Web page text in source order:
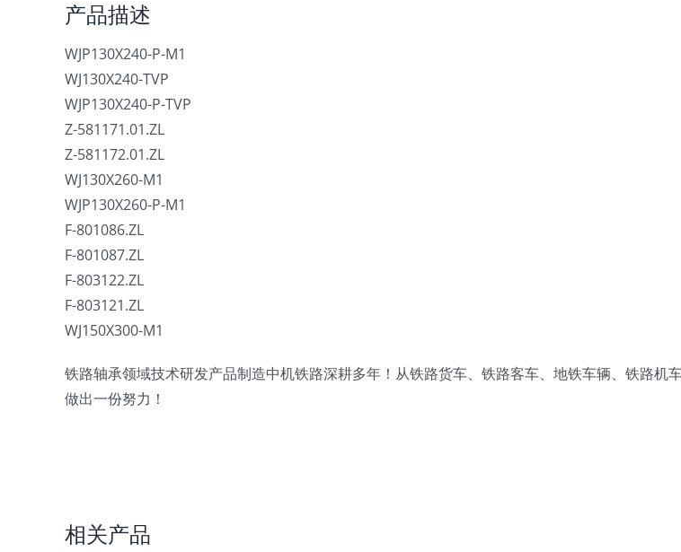
产品描述
WJP130X240-P-M1
WJ130X240-TVP
WJP130X240-P-TVP
Z-581171.01.ZL
Z-581172.01.ZL
WJ130X260-M1
WJP130X260-P-M1
F-801086.ZL
F-801087.ZL
F-803122.ZL
F-803121.ZL
WJ150X300-M1
铁路轴承领域技术研发产品制造中机铁路深耕多年！从铁路货车、铁路客车、地铁车辆、铁路
做出一份努力！
相关产品